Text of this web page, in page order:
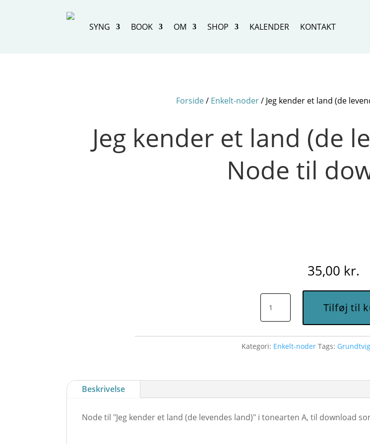
SYNG BOOK OM SHOP KALENDER KONTAKT
Forside/ Enkelt-noder/ Jeg kender et land (de
Jeg kender et land (de
Node til
35,00 kr.
kender
land
land)
(A)
Tilføj til
Kategori: Enkelt-noder Tags: Grundtvig
Beskrivelse
Node til "Jeg kender et land (de levendes land)" i tonearten A, til download